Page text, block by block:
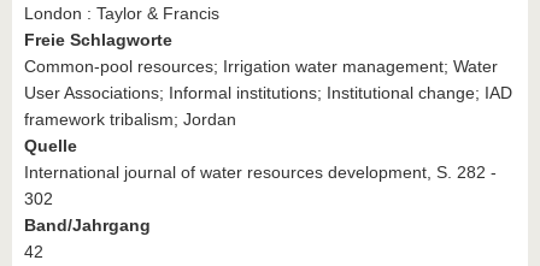
London : Taylor & Francis
Freie Schlagworte
Common-pool resources; Irrigation water management; Water
User Associations; Informal institutions; Institutional change; IAD
framework tribalism; Jordan
Quelle
International journal of water resources development, S. 282 -
302
Band/Jahrgang
42